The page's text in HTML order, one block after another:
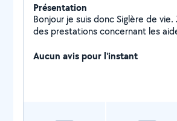
Présentation
Bonjour je suis donc Siglère de
des prestations concernant les
ménagères et Démarches
Aucun avis pour l'instant